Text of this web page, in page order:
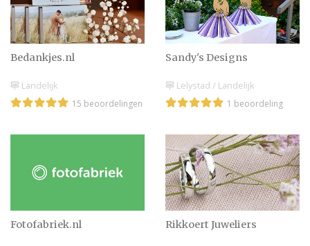
Bedankjes.nl
Landelijk
15 beoordelingen
Sandy's Designs
Lelystad / Landelijk
1 beoordeling
Fotofabriek.nl Rikkoert Juweliers